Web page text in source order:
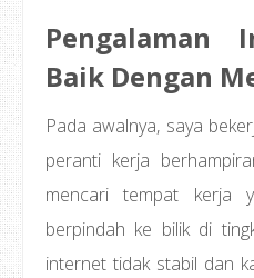
Pengalaman
Baik Dengan
Pada awalnya, saya
peranti kerja
mencari tempat kerja
berpindah ke bilik di
internet tidak stabil dan